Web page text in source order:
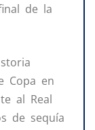
de la
Copa en
al Real
de sequía